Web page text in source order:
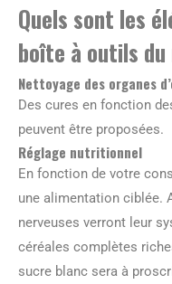
Quels sont les
boîte à outils
Nettoyage des organes
Des cures en fonction
peuvent être proposées.
Réglage nutritionnel
En fonction de votre
une alimentation ciblée.
nerveuses verront leur
céréales complètes
sucre blanc sera à